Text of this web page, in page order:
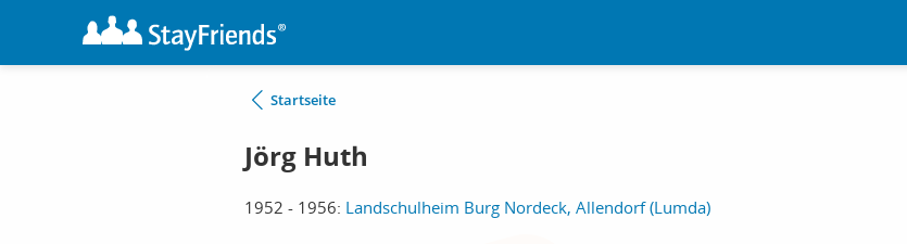
Startseite
Jörg Huth
1952 - 1956: Landschulheim Burg Nordeck, Allendorf (Lumda)